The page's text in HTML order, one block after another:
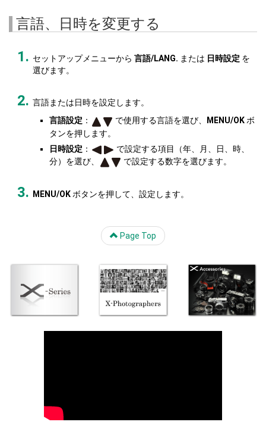
言語、日時を変更する
セットアップメニューから 言語/LANG. または 日時設定 を
選びます。
言語または日時を設定します。
言語設定 ： で使用する言語を選び、 MENU/OKボ
タンを押します。
日時設定 ：
で設定する項目（年、月、日、時、
分）を選び、
で設定する数字を選びます。
MENU/OKボタンを押して、設定します。
Page Top